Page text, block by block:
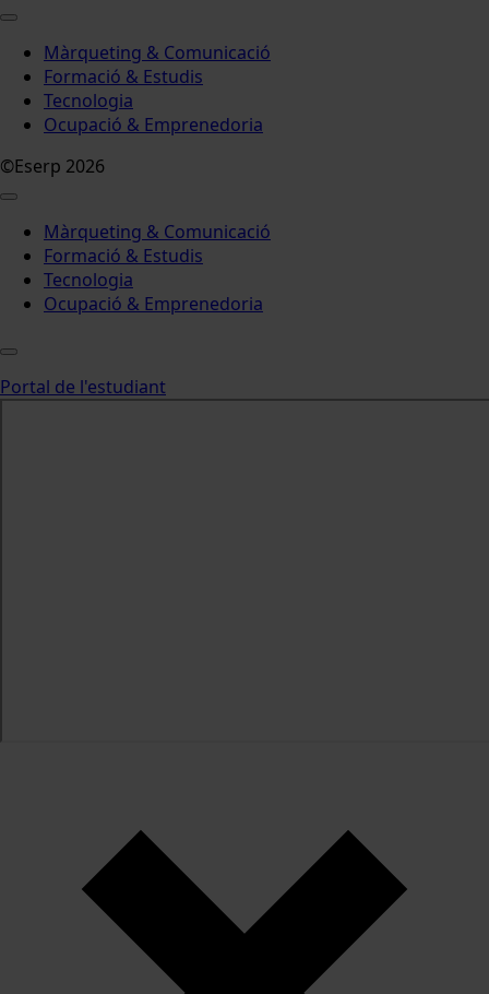
Màrqueting & Comunicació
Formació & Estudis
Tecnologia
Ocupació & Emprenedoria
©Eserp 2026
Màrqueting & Comunicació
Formació & Estudis
Tecnologia
Ocupació & Emprenedoria
Portal de l'estudiant